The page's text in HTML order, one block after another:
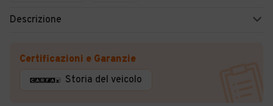
Descrizione
Certificazioni e Garanzie
Storia del veicolo